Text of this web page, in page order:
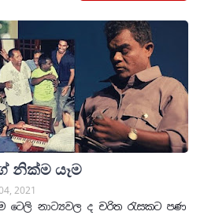
නික්ම යෑම
2021
ටෙලි නාට්‍යවල ද චරිත ‍රැසකට පණ